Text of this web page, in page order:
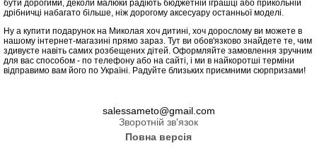
бути дорогими, деколи малюки радіють бюджетній іграшці або прикольній
дрібничці набагато більше, ніж дорогому аксесуару останньої моделі.
Ну а купити подарунок на Миколая хоч дитині, хоч дорослому ви можете в
нашому інтернет-магазині прямо зараз. Тут ви обов'язково знайдете те, чим
здивуєте навіть самих розбещених дітей. Оформляйте замовлення зручним
для вас способом - по телефону або на сайті, і ми в найкоротші терміни
відправимо вам його по Україні. Радуйте близьких приємними сюрпризами!
salessameto@gmail.com
Зворотній зв'язок
Повна версія